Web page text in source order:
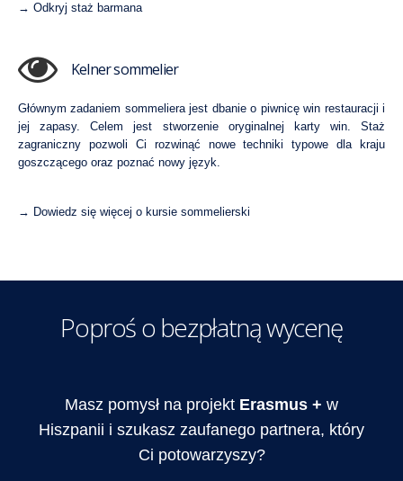
→ Odkryj staż barmana
Kelner sommelier
Głównym zadaniem sommeliera jest dbanie o piwnicę win restauracji i
jej zapasy. Celem jest stworzenie oryginalnej karty win. Staż
zagraniczny pozwoli Ci rozwinąć nowe techniki typowe dla kraju
goszczącego oraz poznać nowy język.
→ Dowiedz się więcej o kursie sommelierski
Poproś o bezpłatną wycenę
Masz pomysł na projekt Erasmus + w
Hiszpanii i szukasz zaufanego partnera, który
Ci potowarzyszy?